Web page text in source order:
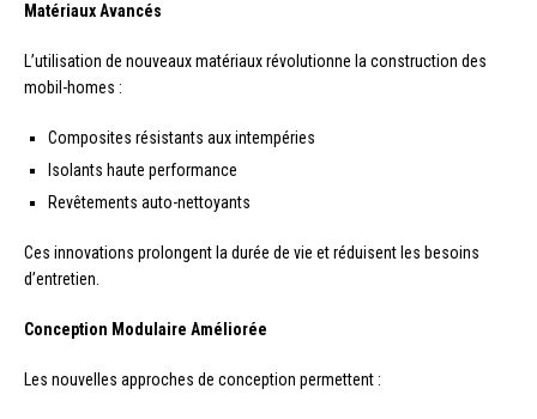
Matériaux Avancés
L’utilisation de nouveaux matériaux révolutionne la construction des
mobil-homes :
Composites résistants aux intempéries
Isolants haute performance
Revêtements auto-nettoyants
Ces innovations prolongent la durée de vie et réduisent les besoins
d’entretien.
Conception Modulaire Améliorée
Les nouvelles approches de conception permettent :